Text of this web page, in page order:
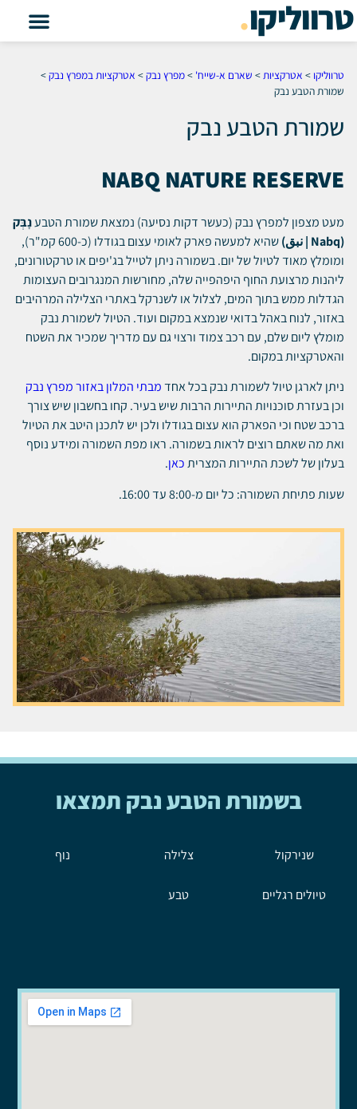
טרווליקו.
טרווליקו > אטרקציות> שארם א-שייח' >מפרץ נבק> אטרקציות במפרץ נבק>
שמורת הטבע נבק
שמורת הטבע נבק
NABQ NATURE RESERVE
מעט מצפון למפרץ נבק (כעשר דקות נסיעה) נמצאת שמורת הטבענָבְּק
(Nabq | نبق)
שהיא למעשה פארק לאומי עצום בגודלו (כ-600 קמ"ר),
ומומלץ מאוד לטיול של יום. בשמורה ניתן לטייל בג'יפים או טרקטורונים,
ליהנות מרצועת החוף היפהפייה שלה, מחורשות המנגרובים העצומות
הגדלות ממש בתוך המים, לצלול או לשנרקל באתרי הצלילה המרהיבים
באזור, לנוח באהל בדואי שנמצא במקום ועוד. הטיול לשמורת נבק
מומלץ ליום שלם, עם רכב צמוד ורצוי גם עם מדריך שמכיר את השטח
והאטרקציות במקום.
ניתן לארגן טיול לשמורת נבק בכל אחדמבתי המלון באזור מפרץ נבק
וכן בעזרת סוכנויות התיירות הרבות שיש בעיר. קחו בחשבון שיש צורך
ברכב שטח וכי הפארק הוא עצום בגודלו ולכן יש לתכנן היטב את הטיול
ואת מה שאתם רוצים לראות בשמורה. ראו מפת השמורה ומידע נוסף
בעלון של לשכת התיירות המצריתכאן.
שעות פתיחת השמורה: כל יום מ-8:00 עד 16:00.
בשמורת הטבע נבק תמצאו
שנירקול צלילה נוף
טיולים רגליים טבע